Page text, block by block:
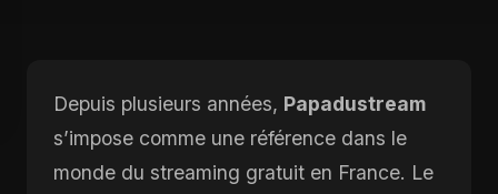
Depuis plusieurs années, Papadustream
s’impose comme une référence dans le
monde du streaming gratuit en France. Le